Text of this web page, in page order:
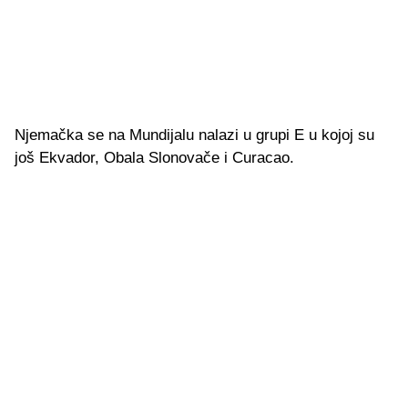
Njemačka se na Mundijalu nalazi u grupi E u kojoj su
još Ekvador, Obala Slonovače i Curacao.